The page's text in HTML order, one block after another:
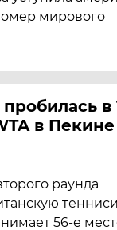
мирового
в
в Пекине
раунда
56-е